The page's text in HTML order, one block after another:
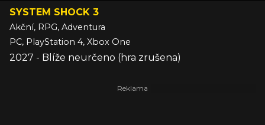
SYSTEM SHOCK 3
Akční, RPG, Adventura
PC, PlayStation 4, Xbox One
2027 - Blíže neurčeno (hra zrušena)